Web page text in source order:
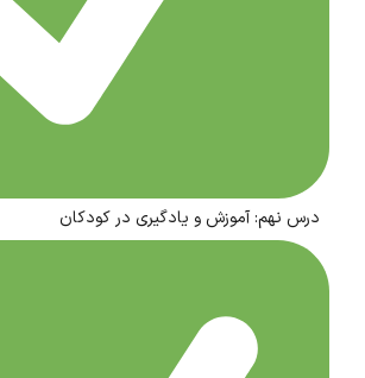
درس نهم: آموزش و یادگیری در کودکان